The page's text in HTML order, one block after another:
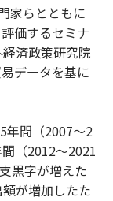
家らとともに
価するセミナ
済政策研究院
データを基に
年間（2007～2
（2012～2021
黒字が増えた
が増加したた